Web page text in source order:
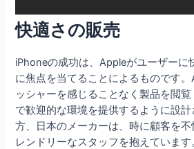
快適さの販売
iPhoneの成功は、Appleがユーザーに
に焦点を当てることによるものです
ッシャーを感じることなく製品を閲
で歓迎的な環境を提供するように設
方、日本のメーカーは、時に顧客を
レンドリーなスタッフを抱えていま